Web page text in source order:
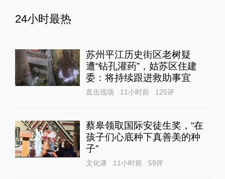
24小时最热
苏州平江历史街区老树疑
遭“钻孔灌药”，姑苏区住建
委：将持续跟进救助事宜
直击现场 11小时前 125评
蔡皋领取国际安徒生奖，“在
孩子们心底种下真善美的种
子”
文化课 11小时前 59评